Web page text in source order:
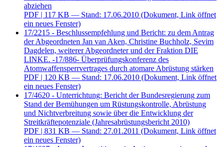
abziehen
PDF | 117 KB — Stand: 17.06.2010 (Dokument, Link öffnet
ein neues Fenster)
17/2215 - Beschlussempfehlung und Bericht: zu dem Antrag
der Abgeordneten Jan van Aken, Christine Buchholz, Sevim
Dagdelen, weiterer Abgeordneter und der Fraktion DIE
LINKE. -17/886- Überprüfungskonferenz des
Atomwaffensperrvertrages durch atomare Abrüstung stärken
PDF | 120 KB — Stand: 17.06.2010 (Dokument, Link öffnet
ein neues Fenster)
17/4620 - Unterrichtung: Bericht der Bundesregierung zum
Stand der Bemühungen um Rüstungskontrolle, Abrüstung
und Nichtverbreitung sowie über die Entwicklung der
Streitkräftepotenziale (Jahresabrüstungsbericht 2010)
PDF | 831 KB — Stand: 27.01.2011 (Dokument, Link öffnet
ein neues Fenster)